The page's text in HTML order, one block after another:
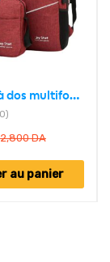
3 PCS Sac à dos multifonctionnel Avec Sortie USB ET Sortie kit-man
2,800DA
au panier